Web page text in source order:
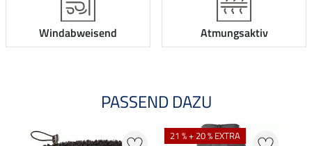
Windabweisend Atmungsaktiv
PASSEND DAZU
21 % + 20 % EXTRA